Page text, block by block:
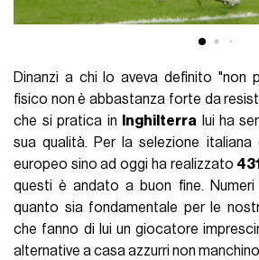
Dinanzi a chi lo aveva definito "non
fisico non è abbastanza forte da
che si pratica in
Inghilterra lui ha
sua qualità. Per la selezione
europeo sino ad oggi ha realizzato
questi è andato a buon fine.
quanto sia fondamentale per le
che fanno di lui un giocatore
alternative a casa azzurri non